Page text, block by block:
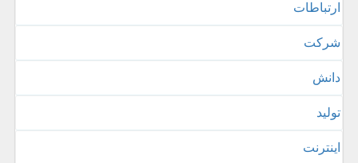
ارتباطات
شركت
دانش
تولید
اینترنت